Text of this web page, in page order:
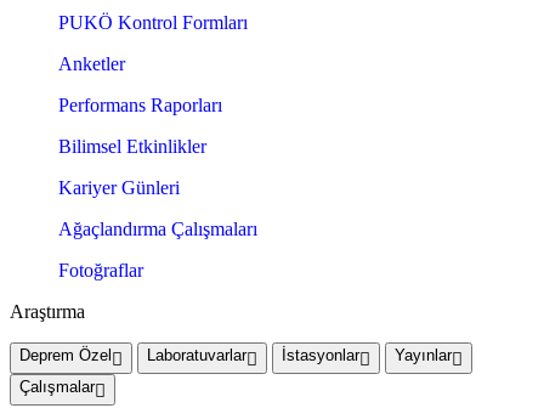
PUKÖ Kontrol Formları
Anketler
Performans Raporları
Bilimsel Etkinlikler
Kariyer Günleri
Ağaçlandırma Çalışmaları
Fotoğraflar
Araştırma
Deprem Özel Laboratuvarlar İstasyonlar
Yayınlar
Çalışmalar